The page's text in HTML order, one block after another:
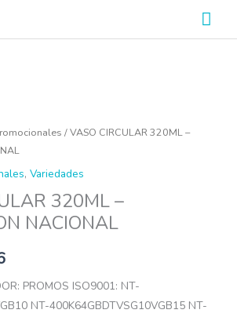
/ VASO CIRCULAR 320ML –
, Variedades
320ML –
NACIONAL
PROMOS ISO9001: NT-
NT-400K64GBDTVSG10VGB15 NT-